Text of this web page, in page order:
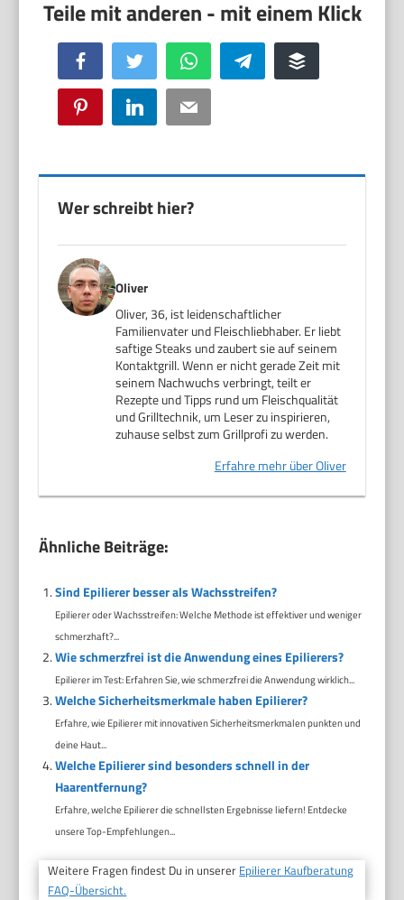
Facebook Twitter WhatsApp Telegram Buffer
Pinterest LinkedIn Email
Wer schreibt hier?
Oliver
Oliver, 36, ist leidenschaftlicher
Familienvater und Fleischliebhaber. Er liebt
saftige Steaks und zaubert sie auf seinem
Kontaktgrill. Wenn er nicht gerade Zeit mit
seinem Nachwuchs verbringt, teilt er
Rezepte und Tipps rund um Fleischqualität
und Grilltechnik, um Leser zu inspirieren,
zuhause selbst zum Grillprofi zu werden.
Erfahre mehr über Oliver
Ähnliche Beiträge:
Sind Epilierer besser als Wachsstreifen?
Epilierer oder Wachsstreifen: Welche Methode ist effektiver und weniger
schmerzhaft?...
Wie schmerzfrei ist die Anwendung eines Epilierers?
Epilierer im Test: Erfahren Sie, wie schmerzfrei die Anwendung wirklich...
Welche Sicherheitsmerkmale haben Epilierer?
Erfahre, wie Epilierer mit innovativen Sicherheitsmerkmalen punkten und
deine Haut...
Welche Epilierer sind besonders schnell in der
Haarentfernung?
Erfahre, welche Epilierer die schnellsten Ergebnisse liefern! Entdecke
unsere Top-Empfehlungen...
Weitere Fragen findest Du in unserer Epilierer Kaufberatung
FAQ-Übersicht.